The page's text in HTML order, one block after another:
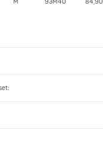
M 93M40 84,90